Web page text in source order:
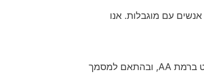
אנשים עם מוגבלות. אנו
​התאמות הנגישות באתר בוצעו בהתאם להמלצות התקן הישראלי (ת"י 5568) לנגישות תכנים באינטרנט ברמת AA, ובהתאם למסמך